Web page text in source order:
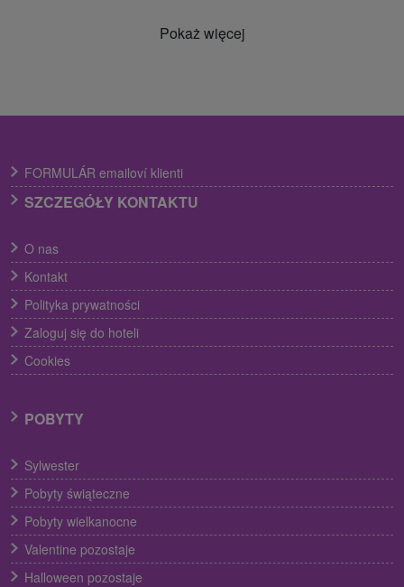
Pokaż więcej
FORMULÁR emailoví klienti
SZCZEGÓŁY KONTAKTU
O nas
Kontakt
Polityka prywatności
Zaloguj się do hoteli
Cookies
POBYTY
Sylwester
Pobyty świąteczne
Pobyty wielkanocne
Valentine pozostaje
Halloween pozostaje